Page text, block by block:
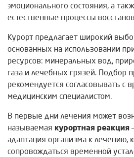
эмоционального состояния, а
естественные процессы
Курорт предлагает широкий
основанных на использовании
ресурсов: минеральных вод,
газа и лечебных грязей. Подбор
рекомендуется согласовывать с
медицинским специалистом.
В первые дни лечения может
называемая курортная реакция
адаптация организма к лечению,
сопровождаться временной